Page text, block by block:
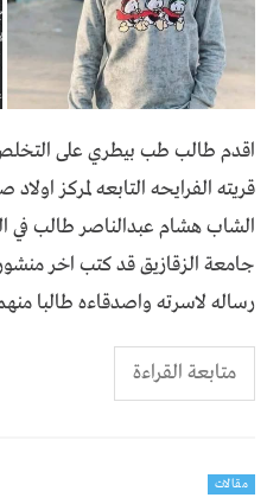
اقدم طالب طب بيطري على
قريته الفرايحه التابعه لمركز
الشاب هشام عبدالناصر طالب في
جامعة الزقازيق قد كتب اخر
رساله لاسرته واصدقاءه طالبا
متابعة القراءة
مقالات